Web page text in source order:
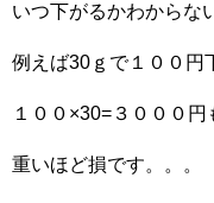
いつ下がるかわからな
例えば30ｇで１００円
１００×30=３０００円
重いほど損です。。。